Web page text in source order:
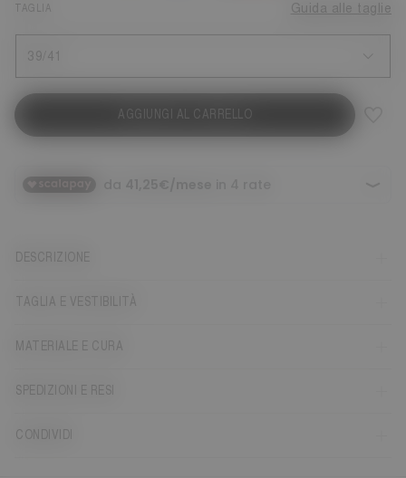
TAGLIA Guida alle taglie
39/41
AGGIUNGI AL CARRELLO
DESCRIZIONE
TAGLIA E VESTIBILITÀ
MATERIALE E CURA
SPEDIZIONI E RESI
CONDIVIDI